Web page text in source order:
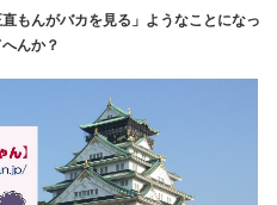
もんがバカを見る」ようなことになっ
んか？